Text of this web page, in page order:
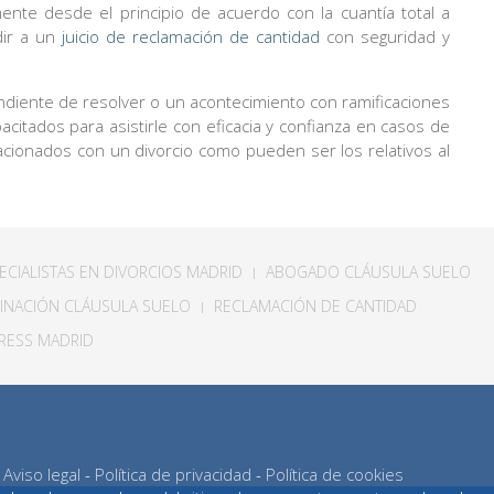
desde el principio de acuerdo con la cuantía total a
a un juicio de reclamación de cantidad con seguridad y
de resolver o un acontecimiento con ramificaciones
para asistirle con eficacia y confianza en casos de
con un divorcio como pueden ser los relativos al
EN DIVORCIOS MADRID
ABOGADO CLÁUSULA SUELO
CLÁUSULA SUELO
RECLAMACIÓN DE CANTIDAD
MADRID
Aviso legal - Política de privacidad - Política de cookies